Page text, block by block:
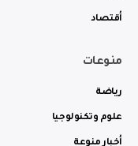
أقتصاد
منوعات
رياضة
علوم وتكنولوجيا
أخبار منوعة